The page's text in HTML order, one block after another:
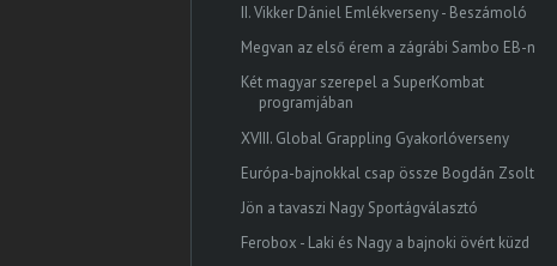
II. Vikker Dániel Emlékverseny - Beszámoló
Megvan az első érem a zágrábi Sambo EB-n
Két magyar szerepel a SuperKombat
programjában
XVIII. Global Grappling Gyakorlóverseny
Európa-bajnokkal csap össze Bogdán Zsolt
Jön a tavaszi Nagy Sportágválasztó
Ferobox - Laki és Nagy a bajnoki övért küzd